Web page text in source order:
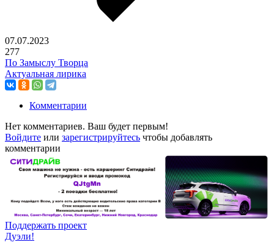
07.07.2023
277
По Замыслу Творца
Актуальная лирика
Комментарии
Нет комментариев. Ваш будет первым!
Войдите или зарегистрируйтесь чтобы добавлять
комментарии
Поддержать проект
Дуэли!